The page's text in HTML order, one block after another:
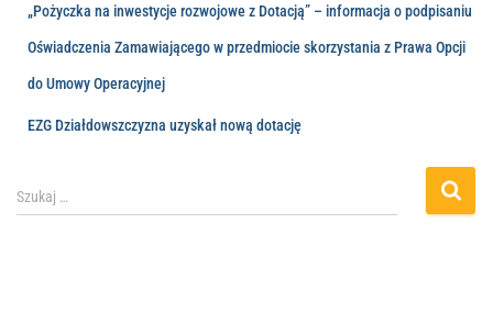
„Pożyczka na inwestycje rozwojowe z Dotacją” – informacja o podpisaniu
Oświadczenia Zamawiającego w przedmiocie skorzystania z Prawa Opcji
do Umowy Operacyjnej
EZG Działdowszczyzna uzyskał nową dotację
Szukaj …